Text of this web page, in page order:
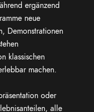
ergänzend
neue
Demonstrationen
klassischen
machen.
oder
alle